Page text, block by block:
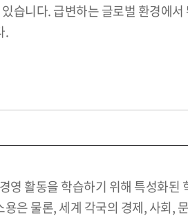
습니다. 급변하는 글로벌 환경에
.
영 활동을 학습하기 위해 특성화된
은 물론, 세계 각국의 경제, 사회,